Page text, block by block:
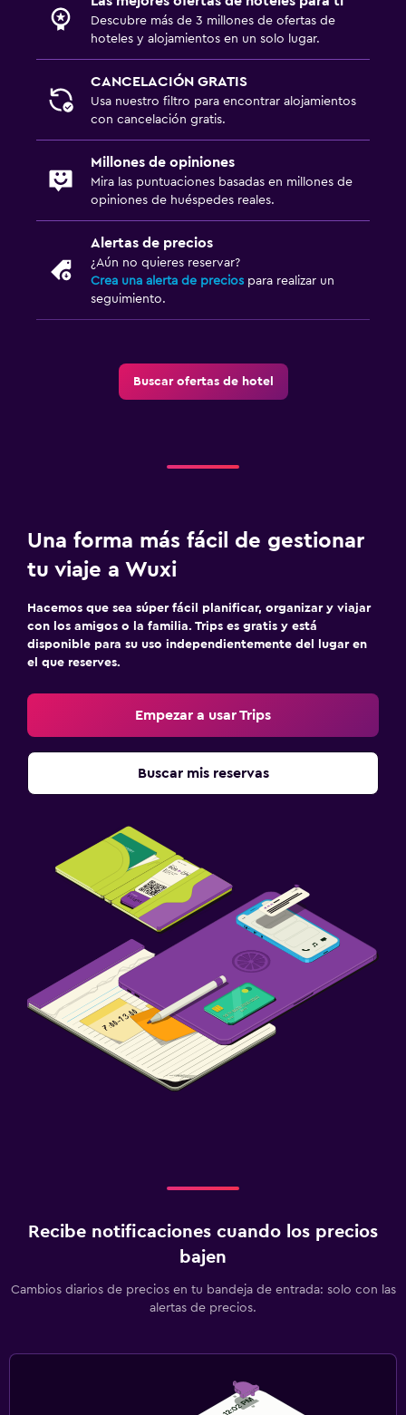
Descubre más de 3 millones de ofertas de
hoteles y alojamientos en un solo lugar.
CANCELACIÓN GRATIS
Usa nuestro filtro para encontrar alojamientos
con cancelación gratis.
Millones de opiniones
Mira las puntuaciones basadas en millones de
opiniones de huéspedes reales.
Alertas de precios
¿Aún no quieres reservar?
Crea una alerta de precios para realizar un
seguimiento.
Buscar ofertas de hotel
Una forma más fácil de gestionar
tu viaje a Wuxi
Hacemos que sea súper fácil planificar, organizar y viajar
con los amigos o la familia. Trips es gratis y está
disponible para su uso independientemente del lugar en
el que reserves.
Empezar a usar Trips
Buscar mis reservas
Recibe notificaciones cuando los precios
bajen
Cambios diarios de precios en tu bandeja de entrada: solo con las
alertas de precios.